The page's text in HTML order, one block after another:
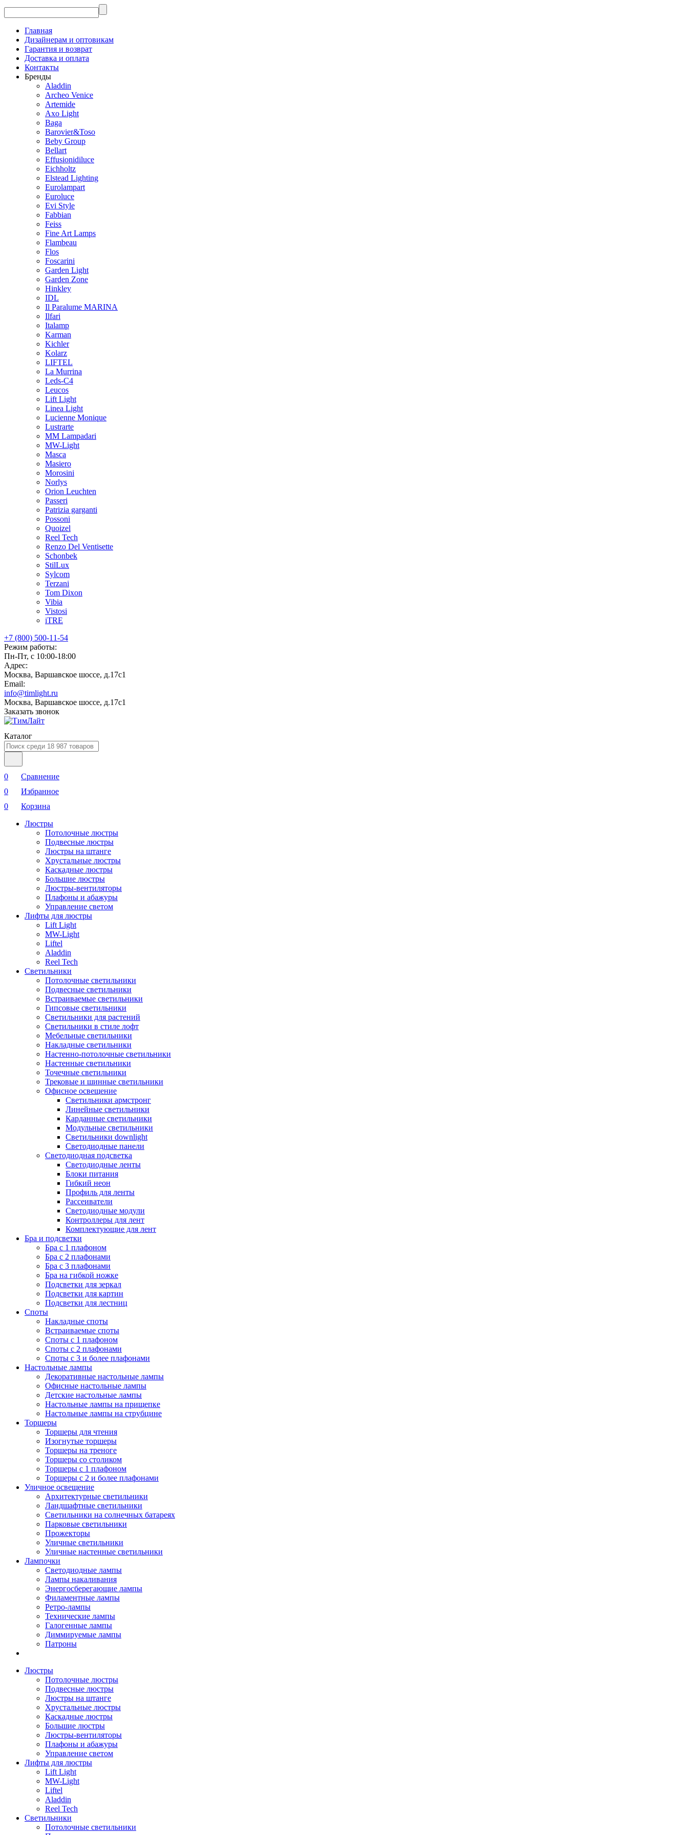
Главная
Дизайнерам и оптовикам
Гарантия и возврат
Доставка и оплата
Контакты
Бренды
Aladdin
Archeo Venice
Artemide
Axo Light
Baga
Barovier&Toso
Beby Group
Bellart
Effusionidiluce
Eichholtz
Elstead Lighting
Eurolampart
Euroluce
Evi Style
Fabbian
Feiss
Fine Art Lamps
Flambeau
Flos
Foscarini
Garden Light
Garden Zone
Hinkley
IDL
Il Paralume MARINA
Ilfari
Italamp
Karman
Kichler
Kolarz
LIFTEL
La Murrina
Leds-C4
Leucos
Lift Light
Linea Light
Lucienne Monique
Lustrarte
MM Lampadari
MW-Light
Masca
Masiero
Morosini
Norlys
Orion Leuchten
Passeri
Patrizia garganti
Possoni
Quoizel
Reel Tech
Renzo Del Ventisette
Schonbek
StilLux
Sylcom
Terzani
Tom Dixon
Vibia
Vistosi
iTRE
+7 (800) 500-11-54
Режим работы:
Пн-Пт, с 10:00-18:00
Адрес:
Москва, Варшавское шоссе, д.17c1
Email:
info@timlight.ru
Москва, Варшавское шоссе, д.17c1
Заказать звонок
Каталог
0
Сравнение
0
Избранное
0
Корзина
Люстры
Потолочные люстры
Подвесные люстры
Люстры на штанге
Хрустальные люстры
Каскадные люстры
Большие люстры
Люстры-вентиляторы
Плафоны и абажуры
Управление светом
Лифты для люстры
Lift Light
MW-Light
Liftel
Aladdin
Reel Tech
Светильники
Потолочные светильники
Подвесные светильники
Встраиваемые светильники
Гипсовые светильники
Светильники для растений
Светильники в стиле лофт
Мебельные светильники
Накладные светильники
Настенно-потолочные светильники
Настенные светильники
Точечные светильники
Трековые и шинные светильники
Офисное освещение
Светильники армстронг
Линейные светильники
Карданные светильники
Модульные светильники
Светильники downlight
Светодиодные панели
Светодиодная подсветка
Светодиодные ленты
Блоки питания
Гибкий неон
Профиль для ленты
Рассеиватели
Светодиодные модули
Контроллеры для лент
Комплектующие для лент
Бра и подсветки
Бра с 1 плафоном
Бра с 2 плафонами
Бра с 3 плафонами
Бра на гибкой ножке
Подсветки для зеркал
Подсветки для картин
Подсветки для лестниц
Споты
Накладные споты
Встраиваемые споты
Споты с 1 плафоном
Споты с 2 плафонами
Споты с 3 и более плафонами
Настольные лампы
Декоративные настольные лампы
Офисные настольные лампы
Детские настольные лампы
Настольные лампы на прищепке
Настольные лампы на струбцине
Торшеры
Торшеры для чтения
Изогнутые торшеры
Торшеры на треноге
Торшеры со столиком
Торшеры с 1 плафоном
Торшеры с 2 и более плафонами
Уличное освещение
Архитектурные светильники
Ландшафтные светильники
Светильники на солнечных батареях
Парковые светильники
Прожекторы
Уличные светильники
Уличные настенные светильники
Лампочки
Светодиодные лампы
Лампы накаливания
Энергосберегающие лампы
Филаментные лампы
Ретро-лампы
Технические лампы
Галогенные лампы
Диммируемые лампы
Патроны
Люстры
Потолочные люстры
Подвесные люстры
Люстры на штанге
Хрустальные люстры
Каскадные люстры
Большие люстры
Люстры-вентиляторы
Плафоны и абажуры
Управление светом
Лифты для люстры
Lift Light
MW-Light
Liftel
Aladdin
Reel Tech
Светильники
Потолочные светильники